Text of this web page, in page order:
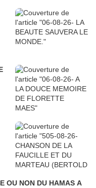
OU NON DU HAMAS A